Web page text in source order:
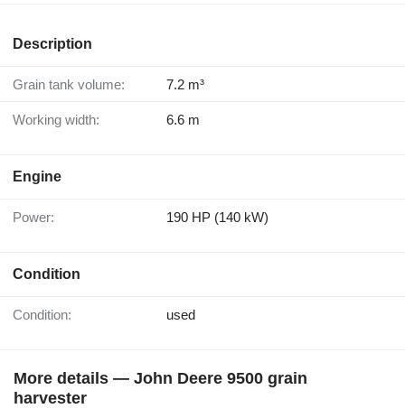
Description
Grain tank volume: 7.2 m³
Working width: 6.6 m
Engine
Power: 190 HP (140 kW)
Condition
Condition: used
More details — John Deere 9500 grain
harvester